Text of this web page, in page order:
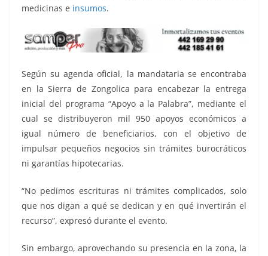
medicinas e insumos.
Según su agenda oficial, la mandataria se encontraba
en la Sierra de Zongolica para encabezar la entrega
inicial del programa “Apoyo a la Palabra”, mediante el
cual se distribuyeron mil 950 apoyos económicos a
igual número de beneficiarios, con el objetivo de
impulsar pequeños negocios sin trámites burocráticos
ni garantías hipotecarias.
“No pedimos escrituras ni trámites complicados, solo
que nos digan a qué se dedican y en qué invertirán el
recurso”, expresó durante el evento.
Sin embargo, aprovechando su presencia en la zona, la